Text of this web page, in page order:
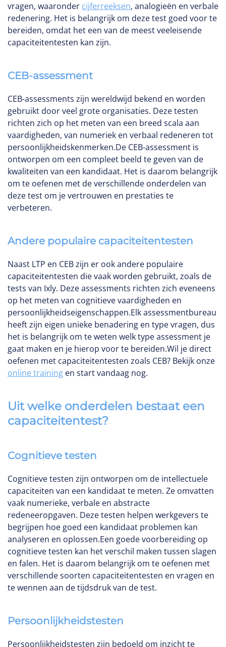
vragen, waaronder cijferreeksen, analogieën en verbale
redenering. Het is belangrijk om deze test goed voor te
bereiden, omdat het een van de meest veeleisende
capaciteitentesten kan zijn.
CEB-assessment
CEB-assessments zijn wereldwijd bekend en worden
gebruikt door veel grote organisaties. Deze testen
richten zich op het meten van een breed scala aan
vaardigheden, van numeriek en verbaal redeneren tot
persoonlijkheidskenmerken.De CEB-assessment is
ontworpen om een compleet beeld te geven van de
kwaliteiten van een kandidaat. Het is daarom belangrijk
om te oefenen met de verschillende onderdelen van
deze test om je vertrouwen en prestaties te
verbeteren.
Andere populaire capaciteitentesten
Naast LTP en CEB zijn er ook andere populaire
capaciteitentesten die vaak worden gebruikt, zoals de
tests van Ixly. Deze assessments richten zich eveneens
op het meten van cognitieve vaardigheden en
persoonlijkheidseigenschappen.Elk assessmentbureau
heeft zijn eigen unieke benadering en type vragen, dus
het is belangrijk om te weten welk type assessment je
gaat maken en je hierop voor te bereiden.Wil je direct
oefenen met capaciteitentesten zoals CEB? Bekijk onze
online training en start vandaag nog.
Uit welke onderdelen bestaat een
capaciteitentest?
Cognitieve testen
Cognitieve testen zijn ontworpen om de intellectuele
capaciteiten van een kandidaat te meten. Ze omvatten
vaak numerieke, verbale en abstracte
redeneeropgaven. Deze testen helpen werkgevers te
begrijpen hoe goed een kandidaat problemen kan
analyseren en oplossen.Een goede voorbereiding op
cognitieve testen kan het verschil maken tussen slagen
en falen. Het is daarom belangrijk om te oefenen met
verschillende soorten capaciteitentesten en vragen en
te wennen aan de tijdsdruk van de test.
Persoonlijkheidstesten
Persoonlijkheidstesten zijn bedoeld om inzicht te